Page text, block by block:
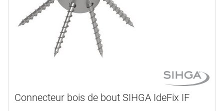
Connecteur bois de bout SIHGA IdeFix IF